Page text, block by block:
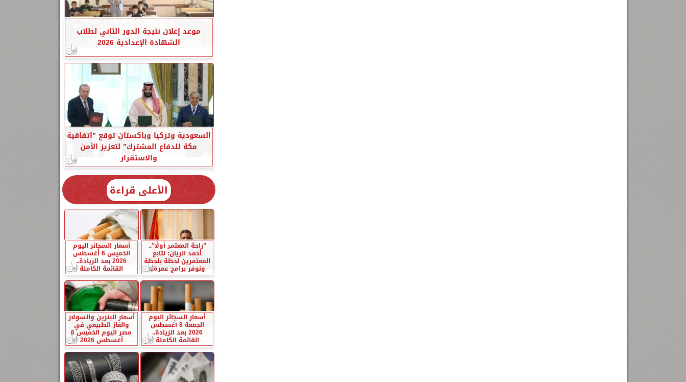
موعد إعلان نتيجة الدور الثاني لطلاب
الشهادة الإعدادية 2026
السعودية وتركيا وباكستان توقع ”اتفاقية
مكة للدفاع المشترك” لتعزيز الأمن
والاستقرار
الأعلى قراءة
”راحة المعتمر أولًا”..
أحمد الريان: نتابع
المعتمرين لحظة بلحظة
ونوفر برامج عمرة...
أسعار السجائر اليوم
الخميس 6 أغسطس
2026 بعد الزيادة..
القائمة الكاملة
أسعار السجائر اليوم
الجمعة 8 أغسطس
2026 بعد الزيادة..
القائمة الكاملة
أسعار البنزين والسولار
والغاز الطبيعي في
مصر اليوم الخميس 6
أغسطس 2026